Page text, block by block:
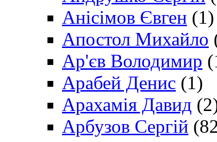
Анісімов Євген (1)
Апостол Михайло
Ар'єв Володимир
Арабей Денис (1)
Арахамія Давид
Арбузов Сергій